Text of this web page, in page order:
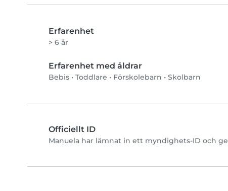
Erfarenhet
> 6 år
Erfarenhet med åldrar
Bebis • Toddlare • Förskolebarn • Skolbarn
Officiellt ID
Manuela har lämnat in ett myndighets-ID och